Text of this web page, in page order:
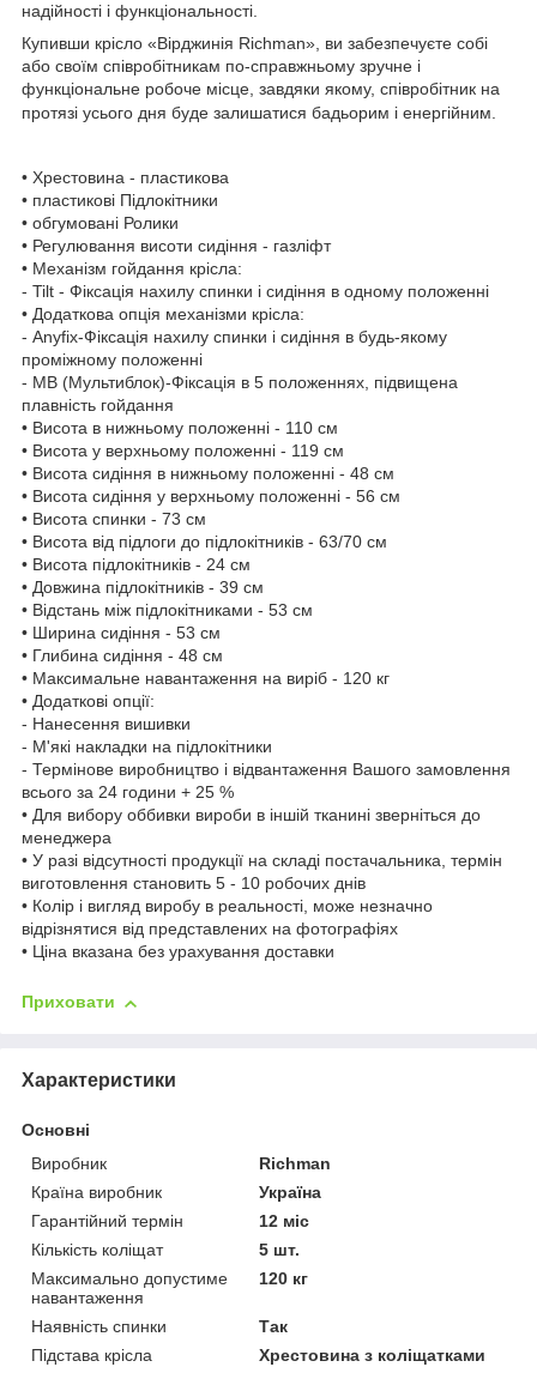
надійності і функціональності.
Купивши крісло «Вірджинія Richman», ви забезпечуєте собі
або своїм співробітникам по-справжньому зручне і
функціональне робоче місце, завдяки якому, співробітник на
протязі усього дня буде залишатися бадьорим і енергійним.
• Хрестовина - пластикова
• пластикові Підлокітники
• обгумовані Ролики
• Регулювання висоти сидіння - газліфт
• Механізм гойдання крісла:
- Tilt - Фіксація нахилу спинки і сидіння в одному положенні
• Додаткова опція механізми крісла:
- Anyfix-Фіксація нахилу спинки і сидіння в будь-якому
проміжному положенні
- МВ (Мультиблок)-Фіксація в 5 положеннях, підвищена
плавність гойдання
• Висота в нижньому положенні - 110 см
• Висота у верхньому положенні - 119 см
• Висота сидіння в нижньому положенні - 48 см
• Висота сидіння у верхньому положенні - 56 см
• Висота спинки - 73 см
• Висота від підлоги до підлокітників - 63/70 см
• Висота підлокітників - 24 см
• Довжина підлокітників - 39 см
• Відстань між підлокітниками - 53 см
• Ширина сидіння - 53 см
• Глибина сидіння - 48 см
• Максимальне навантаження на виріб - 120 кг
• Додаткові опції:
- Нанесення вишивки
- М'які накладки на підлокітники
- Термінове виробництво і відвантаження Вашого замовлення
всього за 24 години + 25 %
• Для вибору оббивки вироби в іншій тканині зверніться до
менеджера
• У разі відсутності продукції на складі постачальника, термін
виготовлення становить 5 - 10 робочих днів
• Колір і вигляд виробу в реальності, може незначно
відрізнятися від представлених на фотографіях
• Ціна вказана без урахування доставки
Приховати
Характеристики
Основні
Виробник
Richman
Країна виробник
Україна
Гарантійний термін
12 міс
Кількість коліщат
5 шт.
Максимально допустиме
навантаження
120 кг
Наявність спинки
Так
Підстава крісла
Хрестовина з коліщатками